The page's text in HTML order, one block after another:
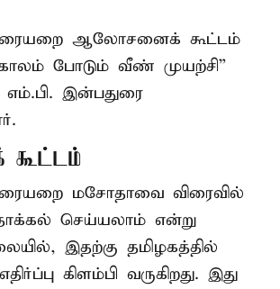
ஆலோசனைக் கூட்டம்
போடும் வீண் முயற்சி”
எம்.பி. இன்பதுரை
மசோதாவை விரைவில்
செய்யலாம் என்று
இதற்கு தமிழகத்தில்
கிளம்பி வருகிறது. இது